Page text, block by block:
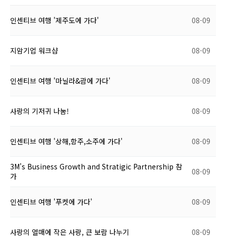
인센티브 여행 '제주도에 가다' 08-09
지암기업 워크샵 08-09
인센티브 여행 '마닐라&괌에 가다' 08-09
사랑의 기저귀 나눔! 08-09
인센티브 여행 '상해,항주,소주에 가다' 08-09
3M's Business Growth and Stratigic Partnership 참
가
08-09
인센티브 여행 '푸켓에 가다' 08-09
사랑의 열매에 작은 사랑, 큰 보람 나누기 08-09